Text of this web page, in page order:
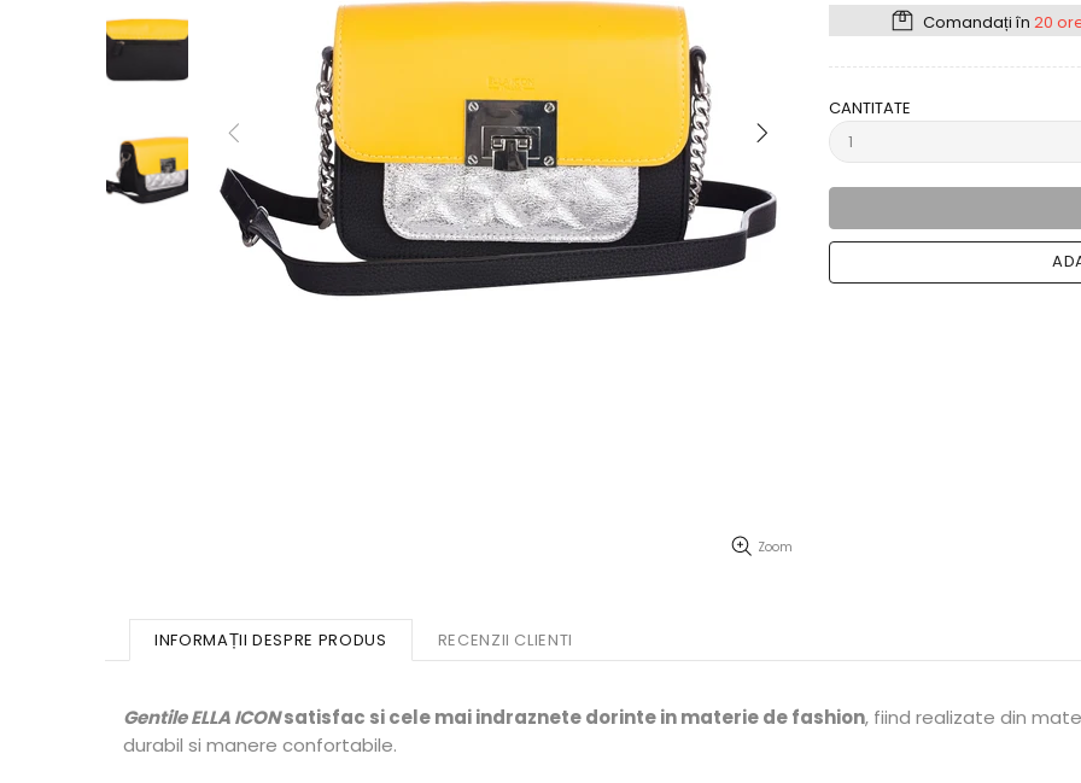
Zoom
Comandați în 20
CANTITATE
INFORMAȚII DESPRE PRODUS RECENZII CLIENTI
Gentile ELLA ICONsatisfac si cele mai indraznete dorinte in materie de fashion, fiind realizate din
durabil si manere confortabile.